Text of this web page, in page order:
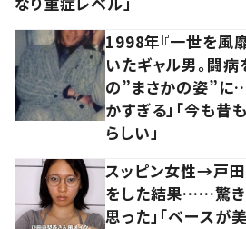
1998年『一世を風
いたギャル男。闘
の”まさかの姿”に…
かすぎる」「今も昔
らしい」
スッピン女性→戸
をした結果……驚き
思った」「ベースが美